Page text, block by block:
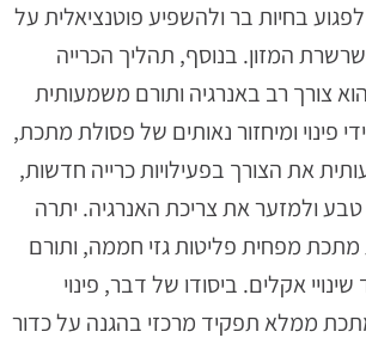
בחיות בר ולהשפיע פוטנציאלית על
המזון. בנוסף, תהליך הכרייה
צורך רב באנרגיה ותורם משמעותית
פינוי ומיחזור נאותים של פסולת מתכת,
את הצורך בפעילויות כרייה חדשות,
ולמזער את צריכת האנרגיה. יתרה
מתכת מפחית פליטות גזי חממה, ותורם
אקלים. ביסודו של דבר, פינוי
ממלא תפקיד מרכזי בהגנה על כדור